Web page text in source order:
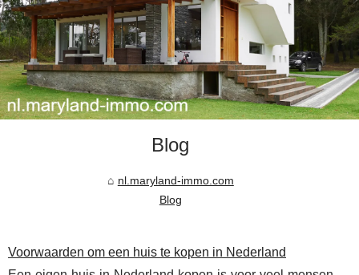
Blog
nl.maryland-immo.com
Blog
Voorwaarden om een huis te kopen in Nederland